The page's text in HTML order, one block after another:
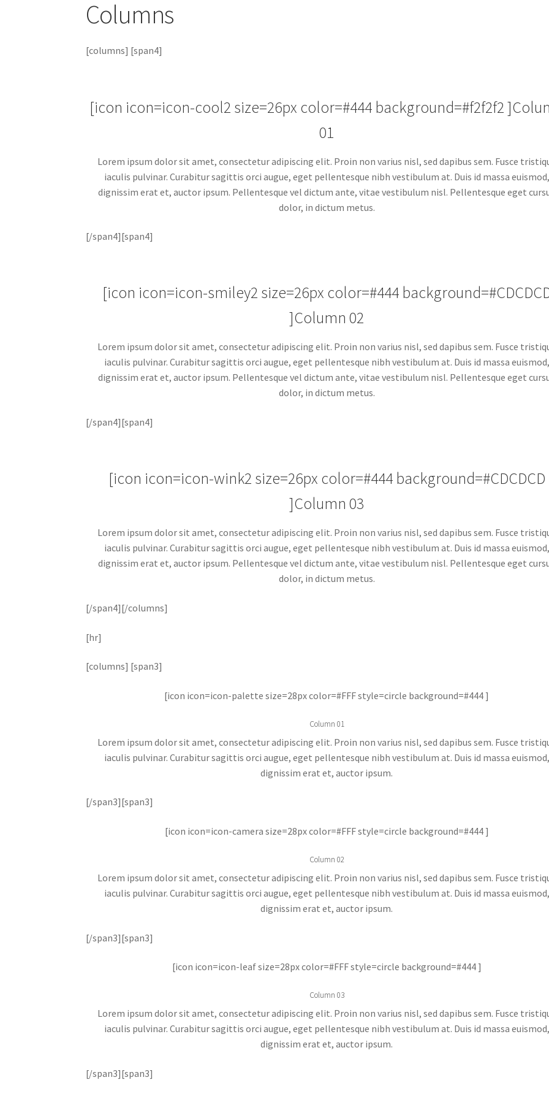
Columns
[columns] [span4]
[icon icon=icon-cool2 size=26px color=#444 background=#f2f2f2
01
Lorem ipsum dolor sit amet, consectetur adipiscing elit. Proin non varius nisl, sed dapibus sem. Fusce
iaculis pulvinar. Curabitur sagittis orci augue, eget pellentesque nibh vestibulum at. Duis id massa euismod,
dignissim erat et, auctor ipsum. Pellentesque vel dictum ante, vitae vestibulum nisl. Pellentesque eget
dolor, in dictum metus.
[/span4][span4]
[icon icon=icon-smiley2 size=26px color=#444
]Column 02
Lorem ipsum dolor sit amet, consectetur adipiscing elit. Proin non varius nisl, sed dapibus sem. Fusce
iaculis pulvinar. Curabitur sagittis orci augue, eget pellentesque nibh vestibulum at. Duis id massa euismod,
dignissim erat et, auctor ipsum. Pellentesque vel dictum ante, vitae vestibulum nisl. Pellentesque eget
dolor, in dictum metus.
[/span4][span4]
[icon icon=icon-wink2 size=26px color=#444 background=#CDCDCD
]Column 03
Lorem ipsum dolor sit amet, consectetur adipiscing elit. Proin non varius nisl, sed dapibus sem. Fusce
iaculis pulvinar. Curabitur sagittis orci augue, eget pellentesque nibh vestibulum at. Duis id massa euismod,
dignissim erat et, auctor ipsum. Pellentesque vel dictum ante, vitae vestibulum nisl. Pellentesque eget
dolor, in dictum metus.
[/span4][/columns]
[hr]
[columns] [span3]
[icon icon=icon-palette size=28px color=#FFF style=circle background=#444 ]
Column 01
Lorem ipsum dolor sit amet, consectetur adipiscing elit. Proin non varius nisl, sed dapibus sem. Fusce
iaculis pulvinar. Curabitur sagittis orci augue, eget pellentesque nibh vestibulum at. Duis id massa euismod,
dignissim erat et, auctor ipsum.
[/span3][span3]
[icon icon=icon-camera size=28px color=#FFF style=circle background=#444 ]
Column 02
Lorem ipsum dolor sit amet, consectetur adipiscing elit. Proin non varius nisl, sed dapibus sem. Fusce
iaculis pulvinar. Curabitur sagittis orci augue, eget pellentesque nibh vestibulum at. Duis id massa euismod,
dignissim erat et, auctor ipsum.
[/span3][span3]
[icon icon=icon-leaf size=28px color=#FFF style=circle background=#444 ]
Column 03
Lorem ipsum dolor sit amet, consectetur adipiscing elit. Proin non varius nisl, sed dapibus sem. Fusce
iaculis pulvinar. Curabitur sagittis orci augue, eget pellentesque nibh vestibulum at. Duis id massa euismod,
dignissim erat et, auctor ipsum.
[/span3][span3]